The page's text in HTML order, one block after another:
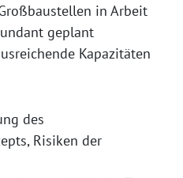
in Arbeit
geplant
Kapazitäten
des
Risiken der